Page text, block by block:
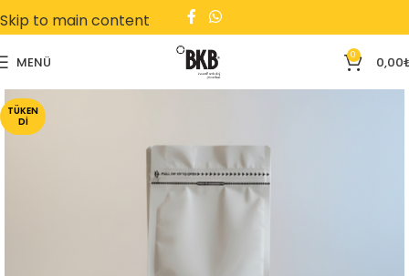
Skip to main content
MENÜ 0 0,00
TÜKEN
DI